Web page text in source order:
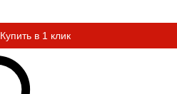
Купить в 1 клик